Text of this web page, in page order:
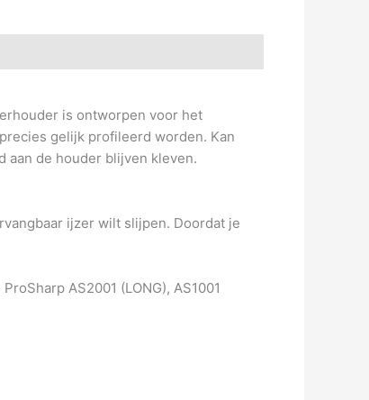
is ontworpen voor het
gelijk profileerd worden. Kan
aan de houder blijven kleven.
ijzer wilt slijpen. Doordat je
AS2001 (LONG), AS1001